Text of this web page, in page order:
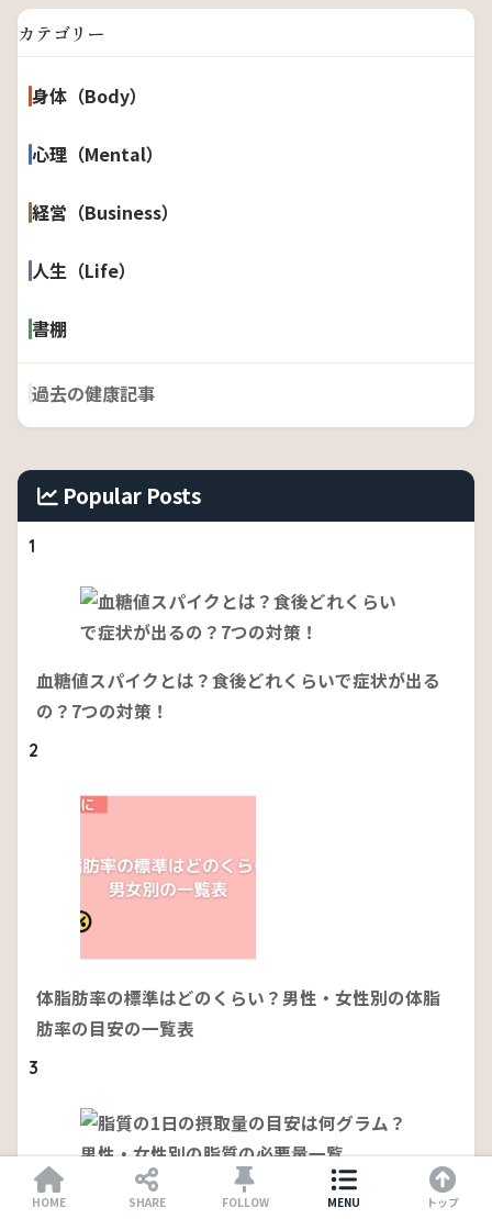
カテゴリー
身体（Body）
心理（Mental）
経営（Business）
人生（Life）
書棚
過去の健康記事
Popular Posts
1
血糖値スパイクとは？食後どれくらいで症状が出る
の？7つの対策！
2
体脂肪率の標準はどのくらい？男性・女性別の体脂
肪率の目安の一覧表
3
脂質の1日の摂取量の目安は何グラム？男性・女性別
HOME SHARE FOLLOW MENU トップ